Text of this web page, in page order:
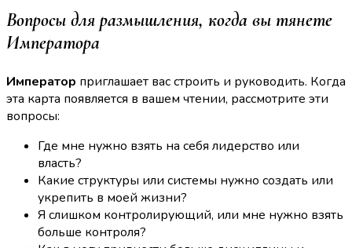
Вопросы для размышления, когда вы тянете
Императора
Император приглашает вас строить и руководить. Когда
эта карта появляется в вашем чтении, рассмотрите эти
вопросы:
Где мне нужно взять на себя лидерство или
власть?
Какие структуры или системы нужно создать или
укрепить в моей жизни?
Я слишком контролирующий, или мне нужно взять
больше контроля?